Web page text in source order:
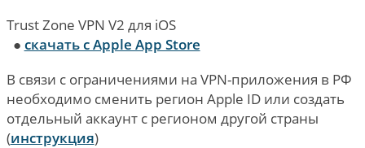
Trust Zone VPN V2 для iOS
● скачать с Apple App Store
В связи с ограничениями на VPN-приложения в РФ
необходимо сменить регион Apple ID или создать
отдельный аккаунт с регионом другой страны
(инструкция)